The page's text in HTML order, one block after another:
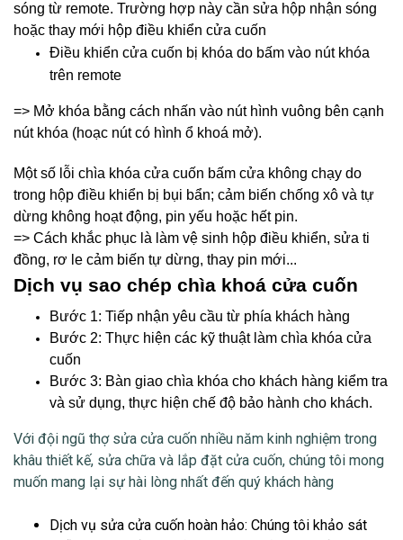
sóng từ remote. Trường hợp này cần sửa hộp nhận sóng
hoặc thay mới hộp điều khiển cửa cuốn
Điều khiển cửa cuốn bị khóa do bấm vào nút khóa
trên remote
=> Mở khóa bằng cách nhấn vào nút hình vuông bên cạnh
nút khóa (hoạc nút có hình ổ khoá mở).
Một số lỗi chìa khóa cửa cuốn bấm cửa không chạy do
trong hộp điều khiển bị bụi bẩn; cảm biến chống xô và tự
dừng không hoạt động, pin yếu hoặc hết pin.
=> Cách khắc phục là làm vệ sinh hộp điều khiển, sửa ti
đồng, rơ le cảm biến tự dừng, thay pin mới...
Dịch vụ sao chép chìa khoá cửa cuốn
Bước 1: Tiếp nhận yêu cầu từ phía khách hàng
Bước 2: Thực hiện các kỹ thuật làm chìa khóa cửa
cuốn
Bước 3: Bàn giao chìa khóa cho khách hàng kiểm tra
và sử dụng, thực hiện chế độ bảo hành cho khách.
Với đội ngũ thợ sửa cửa cuốn nhiều năm kinh nghiệm trong
khâu thiết kế, sửa chữa và lắp đặt cửa cuốn, chúng tôi mong
muốn mang lại sự hài lòng nhất đến quý khách hàng
Dịch vụ sửa cửa cuốn hoàn hảo: Chúng tôi khảo sát